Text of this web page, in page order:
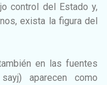
control del Estado y,
exista la figura del
en las fuentes
aparecen como